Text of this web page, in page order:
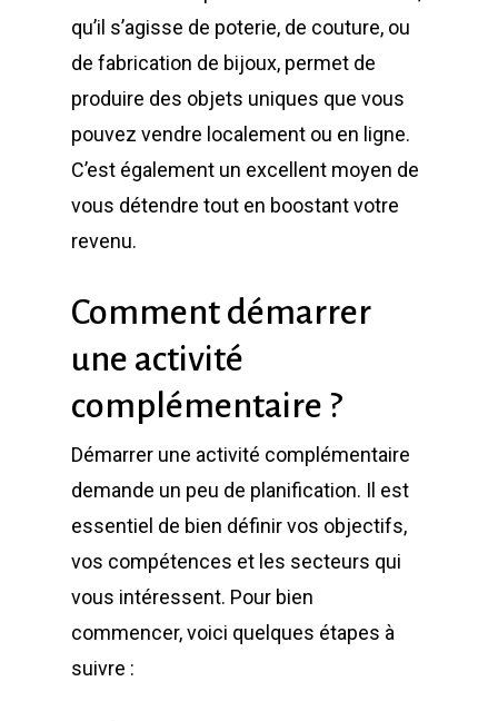
qu’il s’agisse de poterie, de couture, ou
de fabrication de bijoux, permet de
produire des objets uniques que vous
pouvez vendre localement ou en ligne.
C’est également un excellent moyen de
vous détendre tout en boostant votre
revenu.
Comment démarrer
une activité
complémentaire ?
Démarrer une activité complémentaire
demande un peu de planification. Il est
essentiel de bien définir vos objectifs,
vos compétences et les secteurs qui
vous intéressent. Pour bien
commencer, voici quelques étapes à
suivre :